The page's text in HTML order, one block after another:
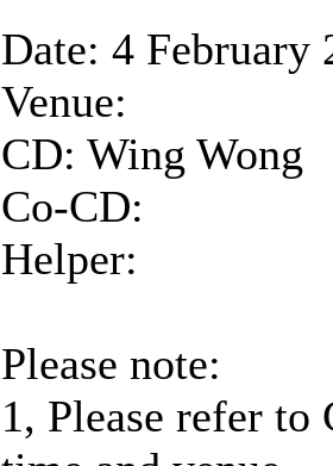
Date: 4 February
Venue:
CD: Wing Wong
Co-CD:
Helper:
Please note:
1, Please refer to